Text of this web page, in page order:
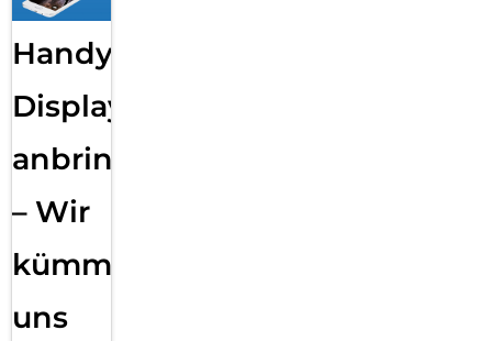
Handy
Displayfolie
anbringen
– Wir
kümmern
uns